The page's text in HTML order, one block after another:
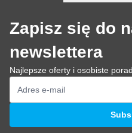
Zapisz się do
newslettera
Najlepsze oferty i osobiste
Adres e-mail